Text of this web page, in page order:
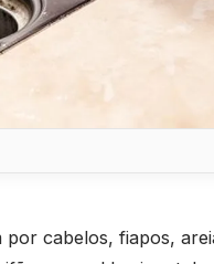
cabelos, fiapos,